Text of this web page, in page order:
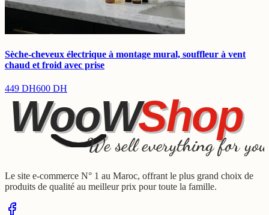
Sèche-cheveux électrique à montage mural, souffleur à vent
chaud et froid avec prise
449 DH600 DH
WooWShop
We sell everything for you
Le site e-commerce N° 1 au Maroc, offrant le plus grand choix de
produits de qualité au meilleur prix pour toute la famille.